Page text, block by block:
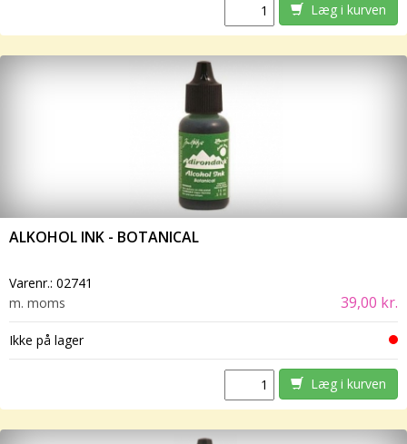
Læg i kurven
ALKOHOL INK - BOTANICAL
Varenr.: 02741
m. moms
39,00 kr.
Ikke på lager
Læg i kurven